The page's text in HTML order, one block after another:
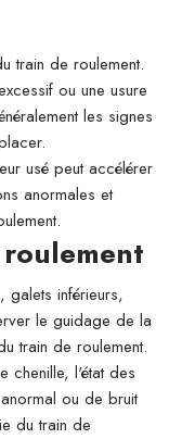
train de roulement.
ou une usure
les signes
usé peut accélérer
anormales et
galets inférieurs,
le guidage de la
train de roulement.
chenille, l'état des
ou de bruit
du train de